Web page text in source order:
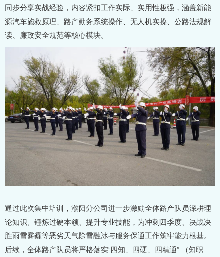
同步分享实战经验，内容紧扣工作实际、实用性极强，涵盖新能
源汽车施救原理、路产勤务系统操作、无人机实操、公路法规解
读、廉政安全规范等核心模块。
通过此次集中培训，濮阳分公司进一步激励全体路产队员深耕理
论知识、锤炼过硬本领、提升专业技能，为冲刺四季度、决战决
胜雨雪雾霾等恶劣天气除雪融冰与服务保通工作筑牢能力根基。
后续，全体路产队员将严格落实“四知、四硬、四精通” （知职